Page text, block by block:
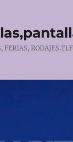
FERIAS,